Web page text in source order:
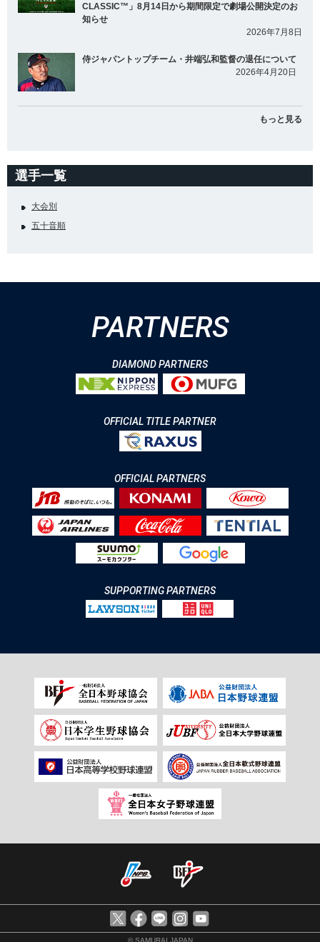
CLASSIC™」8月14日から期間限定で劇場公開決定のお
知らせ
2026年7月8日
侍ジャパントップチーム・井端弘和監督の退任について
2026年4月20日
もっと見る
選手一覧
大会別
五十音順
PARTNERS
DIAMOND PARTNERS
OFFICIAL TITLE PARTNER
OFFICIAL PARTNERS
SUPPORTING PARTNERS
© SAMURAI JAPAN